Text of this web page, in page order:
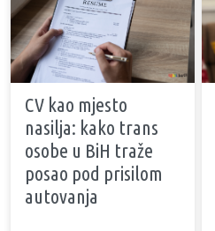
CV kao mjesto
nasilja: kako trans
osobe u BiH traže
posao pod prisilom
autovanja